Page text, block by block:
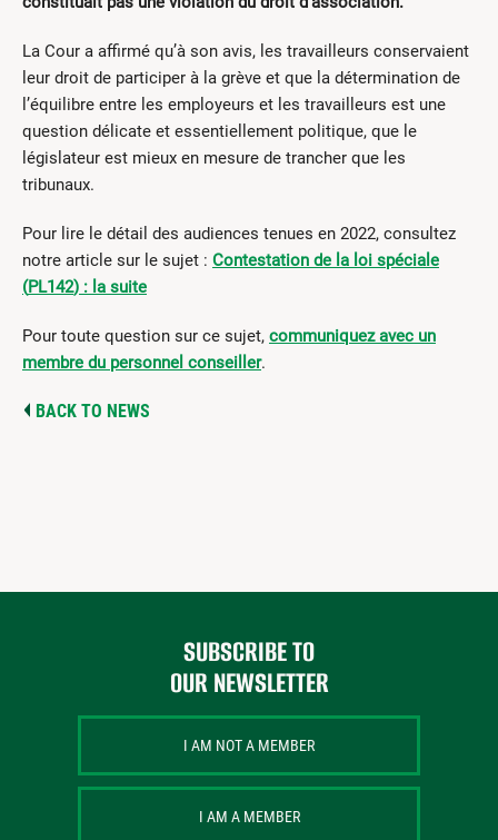
La Cour a affirmé qu’à son avis, les travailleurs conservaient
leur droit de participer à la grève et que la détermination de
l’équilibre entre les employeurs et les travailleurs est une
question délicate et essentiellement politique, que le
législateur est mieux en mesure de trancher que les
tribunaux.
Pour lire le détail des audiences tenues en 2022, consultez
notre article sur le sujet : Contestation de la loi spéciale
(PL142) : la suite
Pour toute question sur ce sujet, communiquez avec un
membre du personnel conseiller.
BACK TO NEWS
SUBSCRIBE TO
OUR NEWSLETTER
I AM NOT A MEMBER
I AM A MEMBER